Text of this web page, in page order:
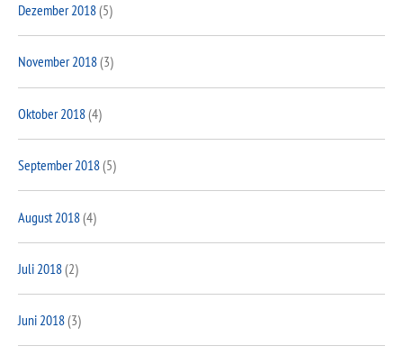
Dezember 2018(5)
November 2018(3)
Oktober 2018(4)
September 2018(5)
August 2018(4)
Juli 2018(2)
Juni 2018(3)